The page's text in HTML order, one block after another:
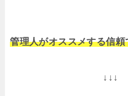
管理人がオススメする信
↓↓↓